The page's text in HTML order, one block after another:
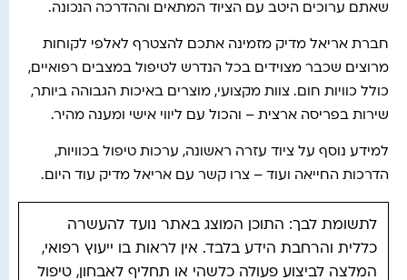
שאתם ערוכים היטב עם הציוד המתאים וההדרכה הנכונה.
חברת אריאל מדיק מזמינה אתכם להצטרף לאלפי לקוחות
מרוצים שכבר מצוידים בכל הנדרש לטיפול במצבים רפואיים,
כולל כוויות חום. צוות מקצועי, מוצרים באיכות הגבוהה ביותר,
שירות בפריסה ארצית – והכול עם ליווי אישי ומענה מהיר.
למידע נוסף על ציוד עזרה ראשונה, ערכות טיפול בכוויות,
הדרכות החייאה ועוד – צרו קשר עם אריאל מדיק עוד היום.
לתשומת לבך: התוכן המוצג באתר נועד להעשרה
כללית והרחבת הידע בלבד. אין לראות בו ייעוץ רפואי,
המלצה לביצוע פעולה כלשהי או תחליף לאבחון, טיפול